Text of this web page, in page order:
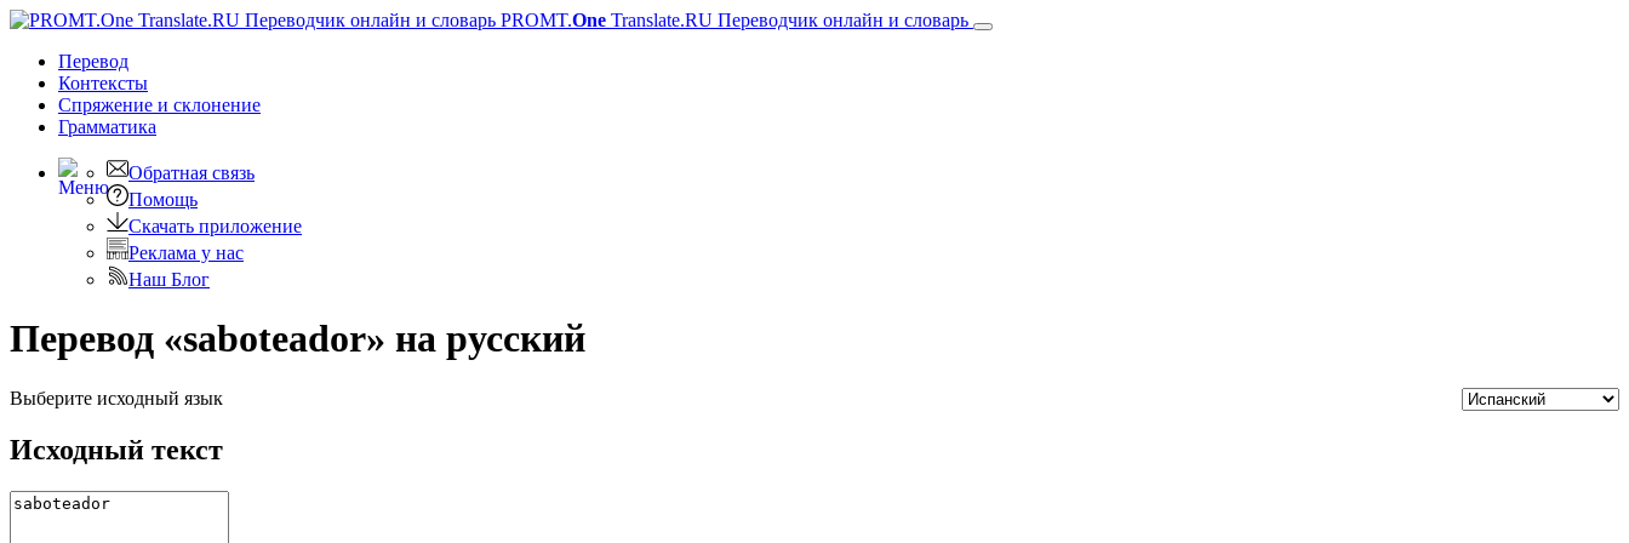
PROMT.One Translate.RU Переводчик онлайн и словарь
Перевод
Контексты
Спряжение и склонение
Грамматика
Обратная связь
Помощь
Скачать приложение
Реклама у нас
Наш Блог
Перевод «saboteador» на русский
Выберите исходный язык
Исходный текст